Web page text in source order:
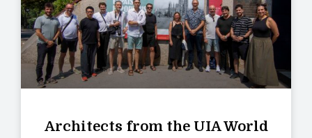
Architects from the UIA World